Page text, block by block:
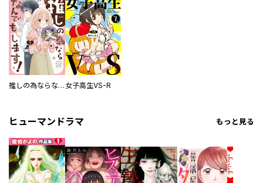
推しの為ならなんでもします！ 女子高生VS-R
ヒューマンドラマ もっと見る